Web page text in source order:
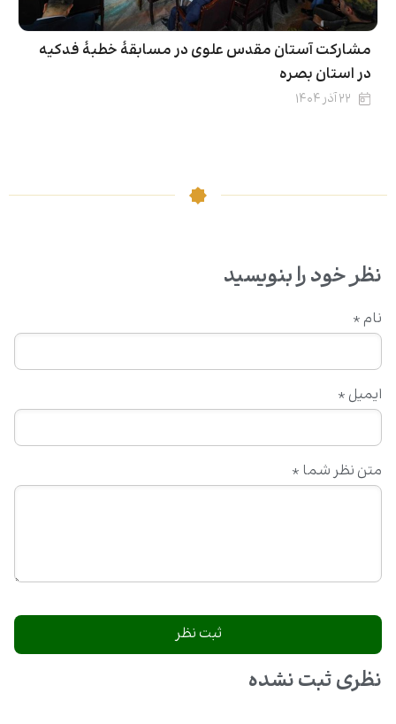
مشارکت آستان مقدس علوی در مسابقۀ خطبۀ فدکیه
در استان بصره
۲۲ آذر ۱۴۰۴
نظر خود را بنویسید
متن نظر شما *
نام *
ایمیل *
نظری ثبت نشده